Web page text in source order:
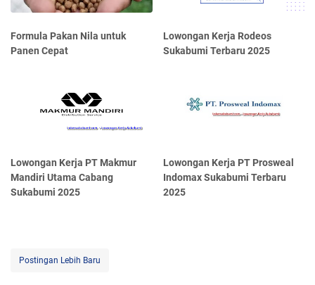
Formula Pakan Nila untuk
Panen Cepat
Lowongan Kerja Rodeos
Sukabumi Terbaru 2025
Lowongan Kerja PT Makmur
Mandiri Utama Cabang
Sukabumi 2025
Lowongan Kerja PT Prosweal
Indomax Sukabumi Terbaru
2025
Postingan Lebih Baru